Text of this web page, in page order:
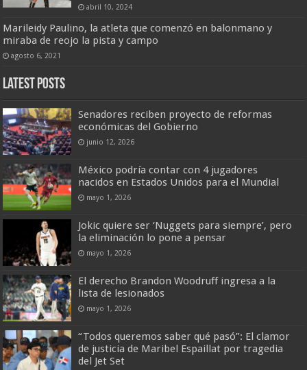
abril 10, 2024
Marileidy Paulino, la atleta que comenzó en balonmano y
miraba de reojo la pista y campo
agosto 6, 2021
Latest Posts
Senadores reciben proyecto de reformas
económicas del Gobierno
junio 12, 2026
México podría contar con 4 jugadores
nacidos en Estados Unidos para el Mundial
mayo 1, 2026
Jokic quiere ser ‘Nuggets para siempre’, pero
la eliminación lo pone a pensar
mayo 1, 2026
El derecho Brandon Woodruff ingresa a la
lista de lesionados
mayo 1, 2026
“Todos queremos saber qué pasó”: El clamor
de justicia de Maribel Espaillat por tragedia
del Jet Set